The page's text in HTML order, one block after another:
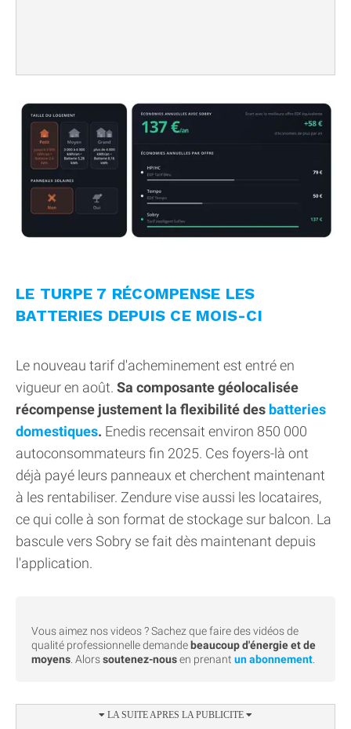
LE TURPE 7 RÉCOMPENSE LES
BATTERIES DEPUIS CE MOIS-CI
Le nouveau tarif d'acheminement est entré en
vigueur en août. Sa composante géolocalisée
récompense justement la flexibilité des batteries
domestiques. Enedis recensait environ 850 000
autoconsommateurs fin 2025. Ces foyers-là ont
déjà payé leurs panneaux et cherchent maintenant
à les rentabiliser. Zendure vise aussi les locataires,
ce qui colle à son format de stockage sur balcon. La
bascule vers Sobry se fait dès maintenant depuis
l'application.
Vous aimez nos videos ? Sachez que faire des vidéos de
qualité professionnelle demande beaucoup d'énergie et de
moyens . Alorssoutenez-nousen prenant un abonnement